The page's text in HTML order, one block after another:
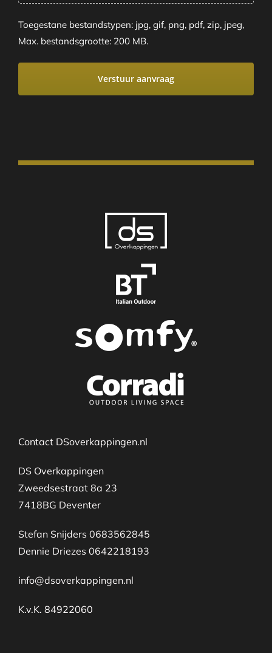
Toegestane bestandstypen: jpg, gif, png, pdf, zip, jpeg,
Max. bestandsgrootte: 200 MB.
Contact DSoverkappingen.nl
DS Overkappingen
Zweedsestraat 8a 23
7418BG Deventer
Stefan Snijders 0683562845
Dennie Driezes 0642218193
info@dsoverkappingen.nl
K.v.K. 84922060